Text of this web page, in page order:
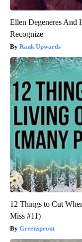
Ellen Degeneres And
Recognize
Rank Upwards
12 Things to Cut
Miss #11)
Greensprout